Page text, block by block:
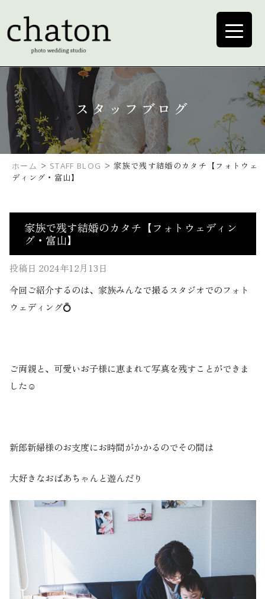
スタッフブログ
ホーム > STAFF BLOG >家族で残す結婚のカタチ【フォトウェ
ディング・富山】
家族で残す結婚のカタチ【フォトウェディン
グ・富山】
投稿日 2024年12月13日
今回ご紹介するのは、家族みんなで撮るスタジオでのフォト
ウェディング💍
ご両親と、可愛いお子様に恵まれて写真を残すことができま
した☺️
新郎新婦様のお支度にお時間がかかるのでその間は
大好きなおばあちゃんと遊んだり